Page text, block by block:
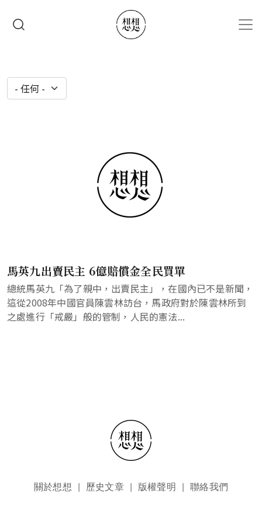
馬英九出賣民主 6億賠償金全民買單
總統馬英九「為了親中，出賣民主」，在國內已不是新聞，
這從2008年中國官員陳雲林訪台，馬政府對於陳雲林所到
之處進行「戒嚴」般的管制，人民的憲法...
頁尾選單關於想想 歷史文章 版權聲明 聯絡我們